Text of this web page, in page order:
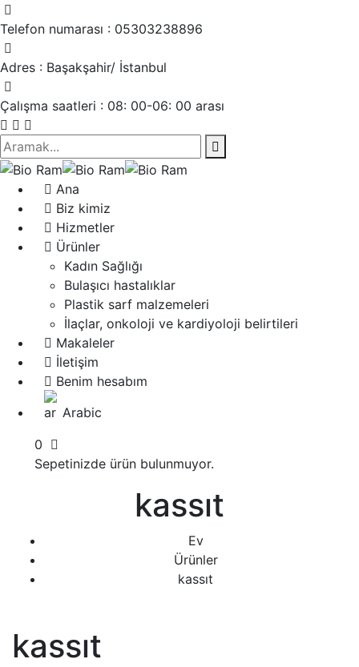
Telefon numarası : 05303238896
Adres : Başakşahir/ İstanbul
Çalışma saatleri : 08: 00-06: 00 arası
Ana
Biz kimiz
Hizmetler
Ürünler
Kadın Sağlığı
Bulaşıcı hastalıklar
Plastik sarf malzemeleri
İlaçlar, onkoloji ve kardiyoloji belirtileri
Makaleler
İletişim
Benim hesabım
Arabic
0
Sepetinizde ürün bulunmuyor.
kassıt
Ev
Ürünler
kassıt
kassıt